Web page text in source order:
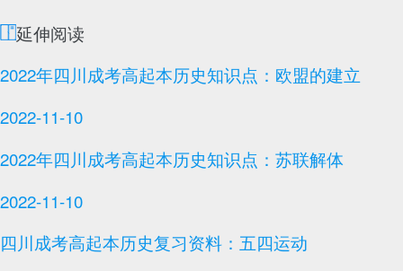
延伸阅读
2022年四川成考高起本历史知识点：欧盟的建立
2022-11-10
2022年四川成考高起本历史知识点：苏联解体
2022-11-10
四川成考高起本历史复习资料：五四运动